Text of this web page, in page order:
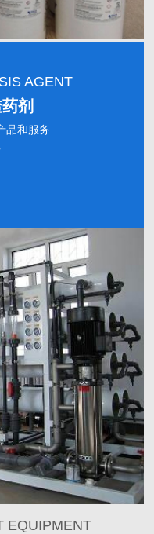
AGENT
剂
品和服务
EQUIPMENT